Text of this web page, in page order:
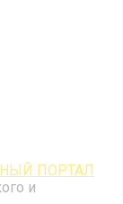
ПОРТАЛ
и